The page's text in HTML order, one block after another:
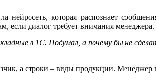
которая распознает
если диалог требует внимания менеджера.
в 1С. Подумал, а почему бы не
а строки – виды продукции. Менеджер